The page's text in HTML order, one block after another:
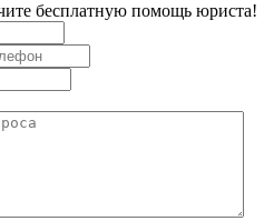
бесплатную помощь юриста!